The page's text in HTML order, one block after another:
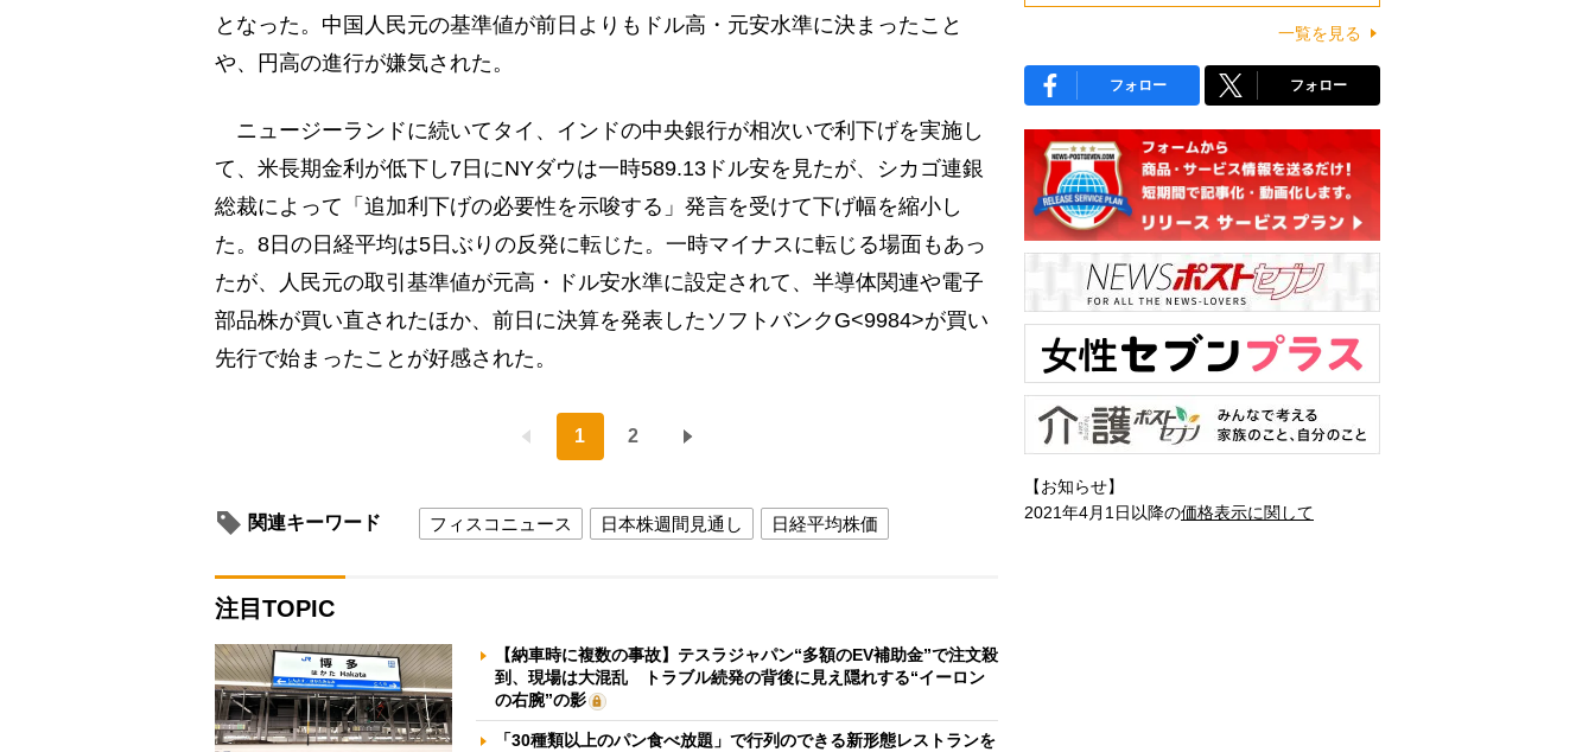
となった。中国人民元の基準値が前日よりもドル高・元安水準に決まったこと
や、円高の進行が嫌気された。
ニュージーランドに続いてタイ、インドの中央銀行が相次いで利下げを実施し
て、米長期金利が低下し7日にNYダウは一時589.13ドル安を見たが、シカゴ連銀
総裁によって「追加利下げの必要性を示唆する」発言を受けて下げ幅を縮小し
た。8日の日経平均は5日ぶりの反発に転じた。一時マイナスに転じる場面もあっ
たが、人民元の取引基準値が元高・ドル安水準に設定されて、半導体関連や電子
部品株が買い直されたほか、前日に決算を発表したソフトバンクG<9984>が買い
先行で始まったことが好感された。
1 2
関連キーワード フィスコニュース 日本株週間見通し 日経平均株価
注目TOPIC
【納車時に複数の事故】テスラジャパン“多額のEV補助金”で注文殺
到、現場は大混乱 トラブル続発の背後に見え隠れする“イーロン
の右腕”の影
「30種類以上のパン食べ放題」で行列のできる新形態レストランを
一覧を見る
フォロー フォロー
【お知らせ】
2021年4月1日以降の価格表示に関して